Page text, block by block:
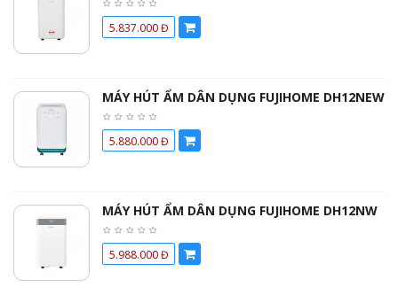
5.837.000 Đ
MÁY HÚT ẨM DÂN DỤNG FUJIHOME DH12NEW
5.880.000 Đ
MÁY HÚT ẨM DÂN DỤNG FUJIHOME DH12NW
5.988.000 Đ